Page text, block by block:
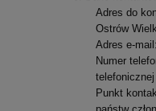
Adres do
Ostrów
Adres e-mail:
Numer
telefonicznej
Punkt